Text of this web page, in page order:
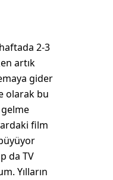
2-3
artık
gider
olarak bu
film
da TV
Yılların